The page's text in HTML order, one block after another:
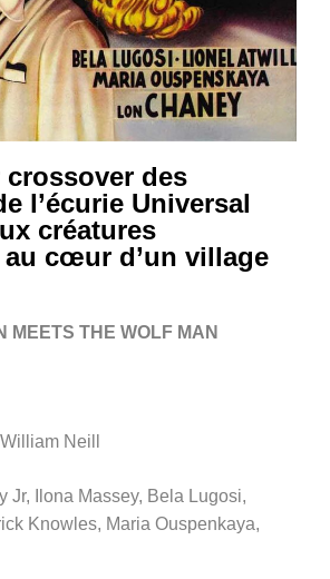
crossover des
l’écurie Universal
créatures
cœur d’un village
MEETS THE WOLF MAN
Neill
Jr, Ilona Massey, Bela Lugosi,
Knowles, Maria Ouspenkaya,